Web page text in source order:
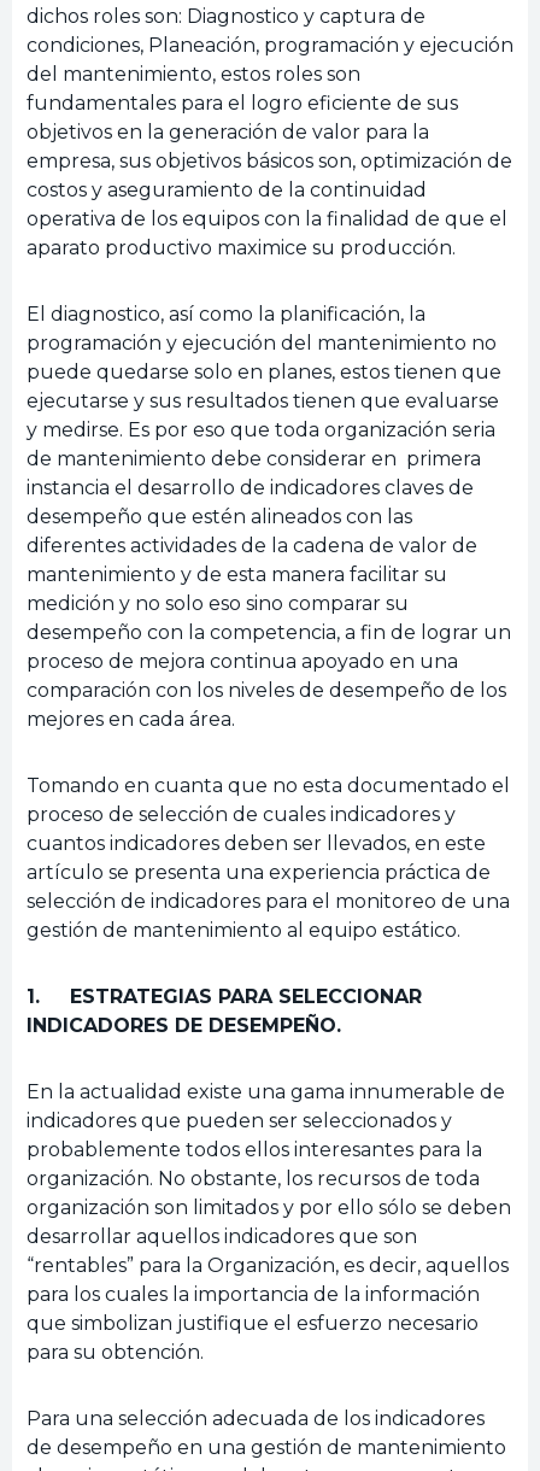
dichos roles son: Diagnostico y captura de
condiciones, Planeación, programación y ejecución
del mantenimiento, estos roles son
fundamentales para el logro eficiente de sus
objetivos en la generación de valor para la
empresa, sus objetivos básicos son, optimización de
costos y aseguramiento de la continuidad
operativa de los equipos con la finalidad de que el
aparato productivo maximice su producción.
El diagnostico, así como la planificación, la
programación y ejecución del mantenimiento no
puede quedarse solo en planes, estos tienen que
ejecutarse y sus resultados tienen que evaluarse
y medirse. Es por eso que toda organización seria
de mantenimiento debe considerar en primera
instancia el desarrollo de indicadores claves de
desempeño que estén alineados con las
diferentes actividades de la cadena de valor de
mantenimiento y de esta manera facilitar su
medición y no solo eso sino comparar su
desempeño con la competencia, a fin de lograr un
proceso de mejora continua apoyado en una
comparación con los niveles de desempeño de los
mejores en cada área.
Tomando en cuanta que no esta documentado el
proceso de selección de cuales indicadores y
cuantos indicadores deben ser llevados, en este
artículo se presenta una experiencia práctica de
selección de indicadores para el monitoreo de una
gestión de mantenimiento al equipo estático.
1. ESTRATEGIAS PARA SELECCIONAR
INDICADORES DE DESEMPEÑO.
En la actualidad existe una gama innumerable de
indicadores que pueden ser seleccionados y
probablemente todos ellos interesantes para la
organización. No obstante, los recursos de toda
organización son limitados y por ello sólo se deben
desarrollar aquellos indicadores que son
“rentables” para la Organización, es decir, aquellos
para los cuales la importancia de la información
que simbolizan justifique el esfuerzo necesario
para su obtención.
Para una selección adecuada de los indicadores
de desempeño en una gestión de mantenimiento